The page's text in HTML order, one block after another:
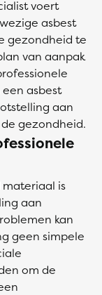
voert
asbest
gezondheid te
van aanpak
asbest
aan
gezondheid.
is
aan
kan
geen simpele
om de